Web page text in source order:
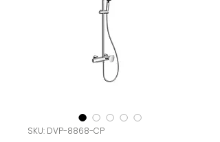
SKU: DVP-8868-CP